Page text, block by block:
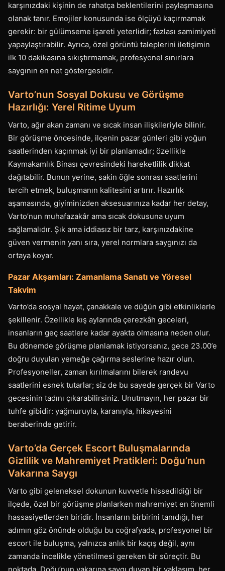
karşınızdaki kişinin de rahatça beklentilerini paylaşmasına
olanak tanır. Emojiler konusunda ise ölçüyü kaçırmamak
gerekir: bir gülümseme işareti yeterlidir; fazlası samimiyeti
yapaylaştırabilir. Ayrıca, özel görüntü taleplerini iletişimin
ilk 10 dakikasına sıkıştırmamak, profesyonel sınırlara
saygının en net göstergesidir.
Varto’nun Sosyal Dokusu ve Görüşme
Hazırlığı: Yerel Ritime Uyum
Varto, ağır akan zamanı ve sıcak insan ilişkileriyle bilinir.
Bir görüşme öncesinde, ilçenin pazar günleri gibi yoğun
saatlerinden kaçınmak iyi bir planlamadır; özellikle
Kaymakamlık Binası çevresindeki hareketlilik dikkat
dağıtabilir. Bunun yerine, sakin öğle sonrası saatlerini
tercih etmek, buluşmanın kalitesini artırır. Hazırlık
aşamasında, giyiminizden aksesuarınıza kadar her detay,
Varto’nun muhafazakâr ama sıcak dokusuna uyum
sağlamalıdır. Şık ama iddiasız bir tarz, karşınızdakine
güven vermenin yanı sıra, yerel normlara saygınızı da
ortaya koyar.
Pazar Akşamları: Zamanlama Sanatı ve Yöresel
Takvim
Varto’da sosyal hayat, çanakkale ve düğün gibi etkinliklerle
şekillenir. Özellikle kış aylarında çerezkâh geceleri,
insanların geç saatlere kadar ayakta olmasına neden olur.
Bu dönemde görüşme planlamak istiyorsanız, gece 23.00’e
doğru duyulan yemeğe çağırma seslerine hazır olun.
Profesyoneller, zaman kırılmalarını bilerek randevu
saatlerini esnek tutarlar; siz de bu sayede gerçek bir Varto
gecesinin tadını çıkarabilirsiniz. Unutmayın, her pazar bir
tuhfe gibidir: yağmuruyla, karanıyla, hikayesini
beraberinde getirir.
Varto’da Gerçek Escort Buluşmalarında
Gizlilik ve Mahremiyet Pratikleri: Doğu’nun
Vakarına Saygı
Varto gibi geleneksel dokunun kuvvetle hissedildiği bir
ilçede, özel bir görüşme planlarken mahremiyet en önemli
hassasiyetlerden biridir. İnsanların birbirini tanıdığı, her
adımın göz önünde olduğu bu coğrafyada, profesyonel bir
escort ile buluşma, yalnızca anlık bir kaçış değil, aynı
zamanda incelikle yönetilmesi gereken bir süreçtir. Bu